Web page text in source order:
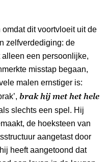
dit voortvloeit uit de
zelfverdediging: de
een persoonlijke,
misstap begaan,
malen ernstiger is:
brak hij met het hele
slechts een spel. Hij
de hoeksteen van
aangetast door
heeft aangetoond dat